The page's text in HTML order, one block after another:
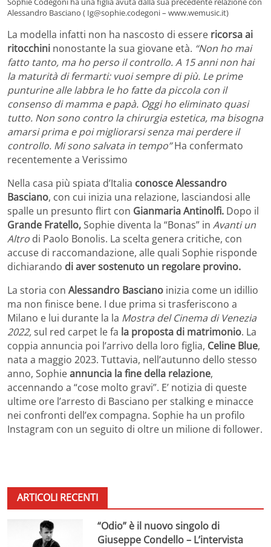
Alessandro Basciano ( Ig@sophie.codegoni – www.wemusic.it)
La modella infatti non ha nascosto di essere ricorsa ai
ritocchini nonostante la sua giovane età. “Non ho mai
fatto tanto, ma ho perso il controllo. A 15 anni non hai
la maturità di fermarti: vuoi sempre di più. Le prime
punturine alle labbra le ho fatte da piccola con il
consenso di mamma e papà. Oggi ho eliminato quasi
tutto. Non sono contro la chirurgia estetica, ma bisogna
amarsi prima e poi migliorarsi senza mai perdere il
controllo. Mi sono salvata in tempo”Ha confermato
recentemente a Verissimo
Nella casa più spiata d’Italia conosce Alessandro
Basciano, con cui inizia una relazione, lasciandosi alle
spalle un presunto flirt con Gianmaria Antinolfi. Dopo il
Grande Fratello,Sophie diventa la “Bonas” in Avanti un
Altro di Paolo Bonolis. La scelta genera critiche, con
accuse di raccomandazione, alle quali Sophie risponde
dichiarando di aver sostenuto un regolare provino.
La storia con Alessandro Basciano inizia come un idillio
ma non finisce bene. I due prima si trasferiscono a
Milano e lui durante la la Mostra del Cinema di Venezia
2022,sul red carpet le fa la proposta di matrimonio. La
coppia annuncia poi l’arrivo della loro figlia, Celine Blue,
nata a maggio 2023. Tuttavia, nell’autunno dello stesso
anno, Sophieannuncia la fine della relazione,
accennando a “cose molto gravi”. E’ notizia di queste
ultime ore l’arresto di Basciano per stalking e minacce
nei confronti dell’ex compagna. Sophie ha un profilo
Instagram con un seguito di oltre un milione di follower.
ARTICOLI RECENTI
“Odio” è il nuovo singolo di
Giuseppe Condello – L’intervista